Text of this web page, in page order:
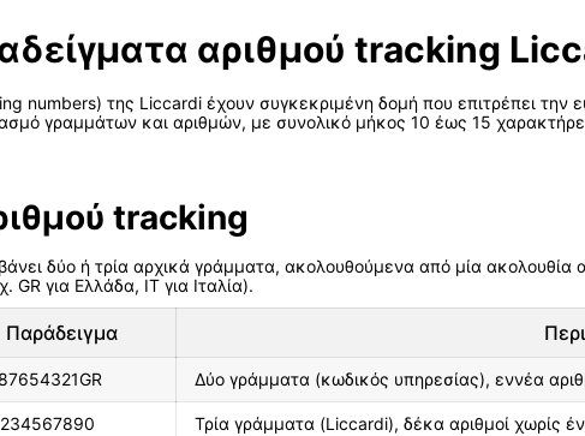
αριθμού tracking
numbers) της Liccardi έχουν συγκεκριμένη δομή που επιτρέπει την
γραμμάτων και αριθμών, με συνολικό μήκος 10 έως 15
tracking
δύο ή τρία αρχικά γράμματα, ακολουθούμενα από μία ακολουθία
για Ελλάδα, IT για Ιταλία).
Παράδειγμα
Δύο γράμματα (κωδικός υπηρεσίας), εννέα
Τρία γράμματα (Liccardi), δέκα αριθμοί χωρίς